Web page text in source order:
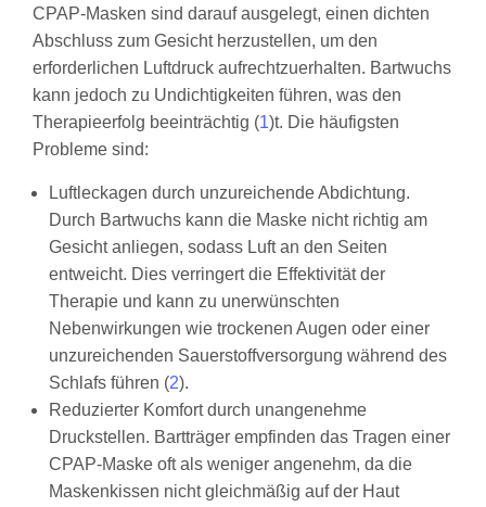
CPAP-Masken sind darauf ausgelegt, einen dichten
Abschluss zum Gesicht herzustellen, um den
erforderlichen Luftdruck aufrechtzuerhalten. Bartwuchs
kann jedoch zu Undichtigkeiten führen, was den
Therapieerfolg beeinträchtig (1)t. Die häufigsten
Probleme sind:
Luftleckagen durch unzureichende Abdichtung.
Durch Bartwuchs kann die Maske nicht richtig am
Gesicht anliegen, sodass Luft an den Seiten
entweicht. Dies verringert die Effektivität der
Therapie und kann zu unerwünschten
Nebenwirkungen wie trockenen Augen oder einer
unzureichenden Sauerstoffversorgung während des
Schlafs führen (2).
Reduzierter Komfort durch unangenehme
Druckstellen. Bartträger empfinden das Tragen einer
CPAP-Maske oft als weniger angenehm, da die
Maskenkissen nicht gleichmäßig auf der Haut